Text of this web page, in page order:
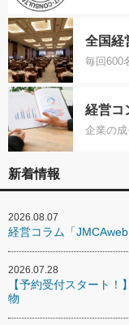
全国経
毎回600
経営コ
企業の
新着情報
2026.08.07
経営コラム「
2026.07.28
【予約受付スタート
物